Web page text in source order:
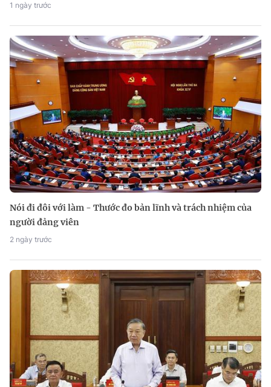
1 ngày trước
Nói đi đôi với làm - Thước đo bản lĩnh và trách nhiệm của
người đảng viên
2 ngày trước